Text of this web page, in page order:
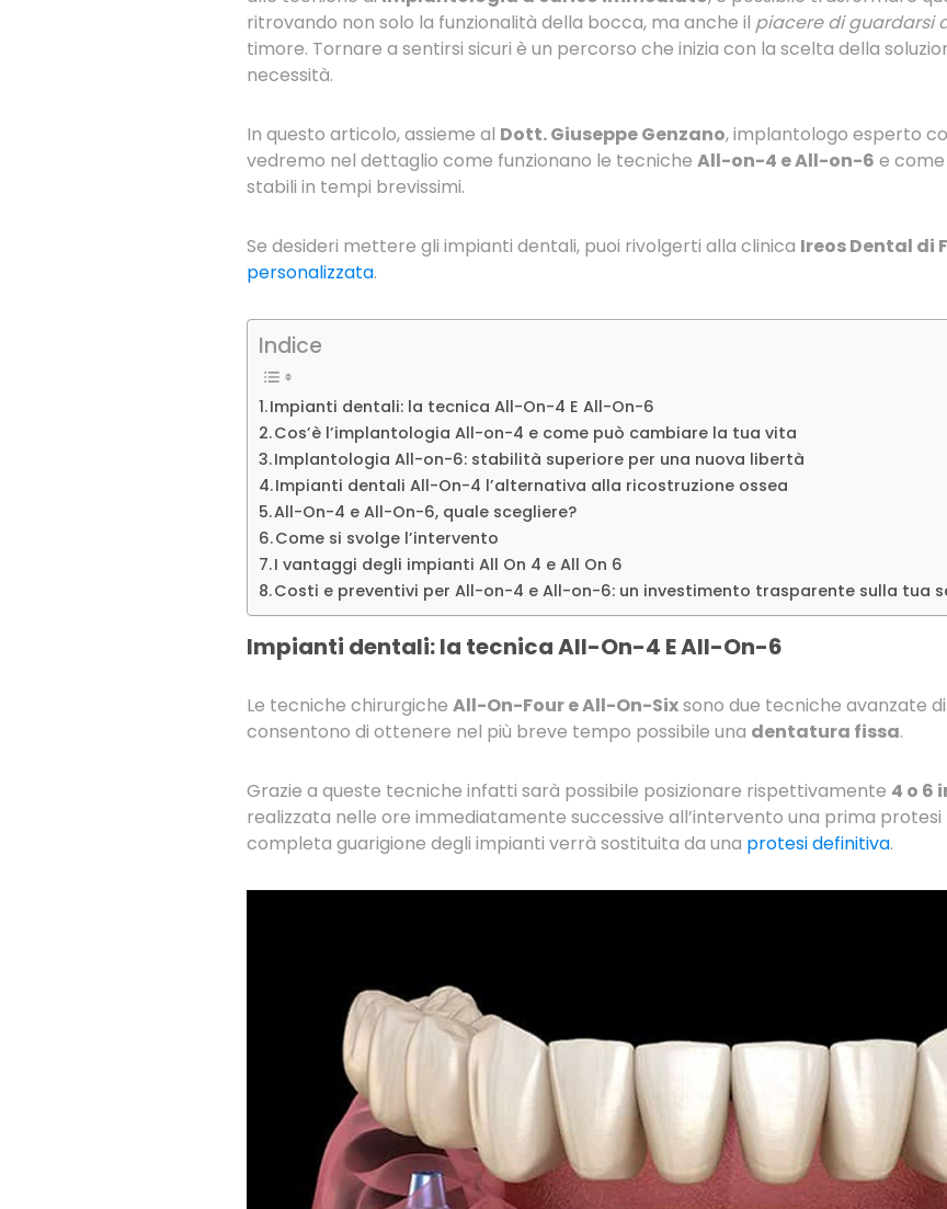
ritrovando non solo la funzionalità della bocca, ma anche il piacere di guardarsi
timore. Tornare a sentirsi sicuri è un percorso che inizia con la scelta della
necessità.
In questo articolo, assieme al Dott. Giuseppe Genzano, implantologo esperto
vedremo nel dettaglio come funzionano le tecniche All-on-4 e All-on-6 e
stabili in tempi brevissimi.
Se desideri mettere gli impianti dentali, puoi rivolgerti alla clinica Ireos Dental di
personalizzata.
Indice
Impianti dentali: la tecnica All-On-4 E All-On-6
Cos’è l’implantologia All-on-4 e come può cambiare la tua vita
Implantologia All-on-6: stabilità superiore per una nuova libertà
Impianti dentali All-On-4 l’alternativa alla ricostruzione ossea
All-On-4 e All-On-6, quale scegliere?
Come si svolge l’intervento
I vantaggi degli impianti All On 4 e All On 6
Costi e preventivi per All-on-4 e All-on-6: un investimento trasparente sulla tua
Impianti dentali: la tecnica All-On-4 E All-On-6
Le tecniche chirurgiche All-On-Four e All-On-Sixsono due tecniche avanzate di
consentono di ottenere nel più breve tempo possibile una dentatura fissa.
Grazie a queste tecniche infatti sarà possibile posizionare rispettivamente 4 o 6
realizzata nelle ore immediatamente successive all’intervento una prima protesi
completa guarigione degli impianti verrà sostituita da una protesi definitiva.